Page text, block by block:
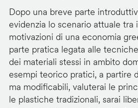
Dopo una breve parte
evidenzia lo scenario attuale tra
motivazioni di una economia
parte pratica legata alle
dei materiali stessi in ambito
esempi teorico pratici, a partire
ma modificabili, valuterai le
le plastiche tradizionali, sarai